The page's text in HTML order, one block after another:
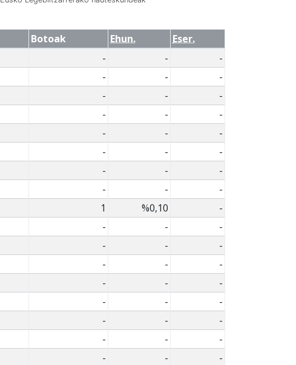
Botoak Ehun.
Eser.
- -
-
- -
-
- -
-
- -
-
- -
-
- -
-
- -
-
- -
-
1 %0,10
-
- -
-
- -
-
- -
-
- -
-
- -
-
- -
-
- -
-
- -
-